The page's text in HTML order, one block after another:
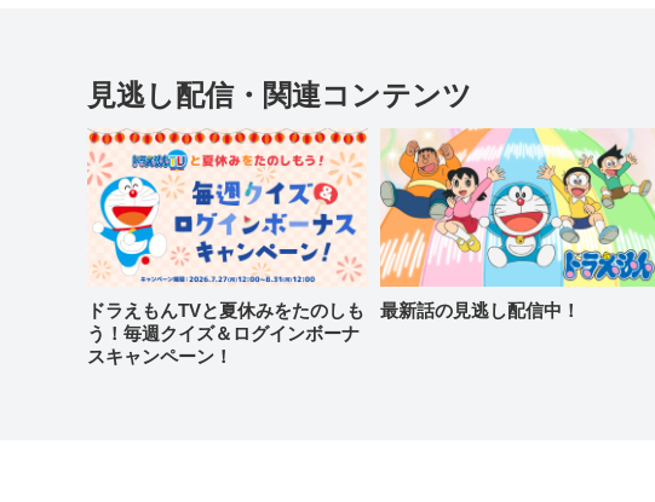
見逃し配信・関連コンテンツ
ドラえもんTVと夏休みをたのしも
う！毎週クイズ＆ログインボーナ
スキャンペーン！
最新話の見逃し配信中！